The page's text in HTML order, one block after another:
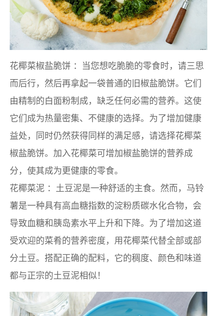
花椰菜椒盐脆饼 ：当您想吃脆脆的零食时，请三思
而后行，然后再拿起一袋普通的旧椒盐脆饼。它们
由精制的白面粉制成，缺乏任何必需的营养。这使
它们成为热量密集、不健康的选择。为了增加健康
益处，同时仍然获得同样的满足感，请选择花椰菜
椒盐脆饼。加入花椰菜可增加椒盐脆饼的营养成
分，使其成为更健康的零食。
花椰菜泥 ：土豆泥是一种舒适的主食。然而，马铃
薯是一种具有高血糖指数的淀粉质碳水化合物，会
导致血糖和胰岛素水平上升和下降。为了增加这道
受欢迎的菜肴的营养密度，用花椰菜代替全部或部
分土豆。搭配正确的配料，它的稠度、颜色和味道
都与正宗的土豆泥相似！